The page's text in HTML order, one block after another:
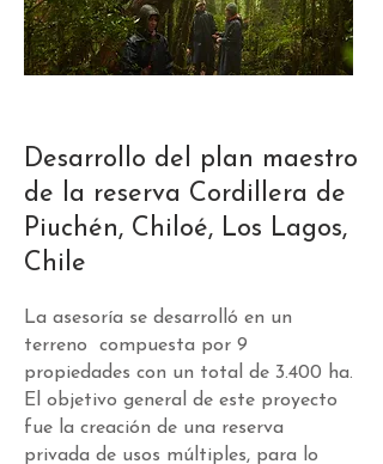
Desarrollo del plan maestro
de la reserva Cordillera de
Piuchén, Chiloé, Los Lagos,
Chile
La asesoría se desarrolló en un
terreno compuesta por 9
propiedades con un total de 3.400 ha.
El objetivo general de este proyecto
fue la creación de una reserva
privada de usos múltiples, para lo